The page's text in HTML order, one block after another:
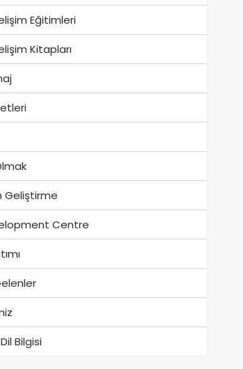
Eğitimleri
Kitapları
Geliştirme
Centre
Bilgisi